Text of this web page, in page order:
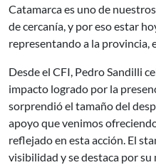
Catamarca es uno de
de cercanía, y por eso estar
representando a la provincia,
Desde el CFI, Pedro Sandilli
impacto logrado por la
sorprendió el tamaño del
apoyo que venimos
reflejado en esta acción. El
visibilidad y se destaca por su